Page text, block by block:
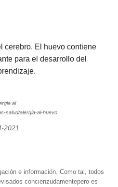
cerebro. El huevo contiene
para el desarrollo del
al
salud/alergia-al-huevo
2021
e información. Como tal, todos
concienzudamentepero es